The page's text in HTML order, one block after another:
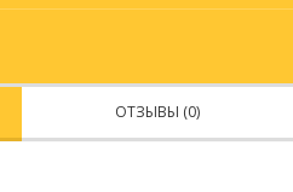
ОТЗЫВЫ (0)